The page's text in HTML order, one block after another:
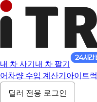
내 차 사기 내 차 팔기
어 차량 수입 계산기 아이트럭
딜러 전용 로그인